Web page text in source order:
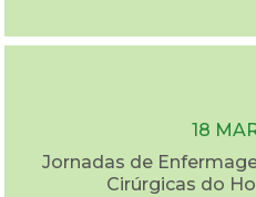
18
Jornadas de
Cirúrgicas do